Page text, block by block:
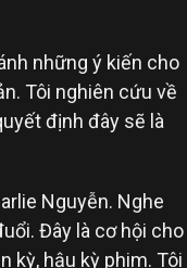
những ý kiến cho
Tôi nghiên cứu về
định đây sẽ là
Nguyễn. Nghe
Đây là cơ hội cho
kỳ, hậu kỳ phim. Tôi